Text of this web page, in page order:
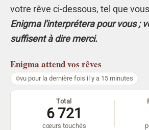
votre rêve ci-dessous, tel que
Enigma l'interprétera pour vous ;
suffisent à dire merci.
Enigma attend vos rêves
vu pour la dernière fois il y a 15 minutes
Total
6 721
cœurs touchés